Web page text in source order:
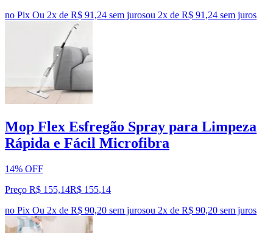
no Pix Ou 2x de R$ 91,24 sem jurosou 2x de R$ 91,24 sem juros
Mop Flex Esfregão Spray para Limpeza
Rápida e Fácil Microfibra
14% OFF
Preço R$ 155,14R$ 155,14
no Pix Ou 2x de R$ 90,20 sem jurosou 2x de R$ 90,20 sem juros